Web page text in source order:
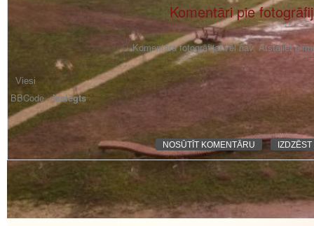
Komentāri pie
Komentāra fotogrāfijai vēl nav. Atstājiet
BBCode -izslēgts